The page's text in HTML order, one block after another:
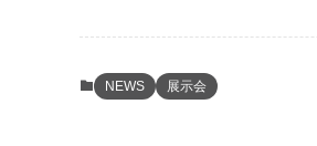
NEWS 展示会